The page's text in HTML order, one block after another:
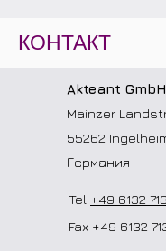
КОНТАКТ
Akteant GmbH
Mainzer
55262
Германия
Tel +49 6132
Fax +49 6132